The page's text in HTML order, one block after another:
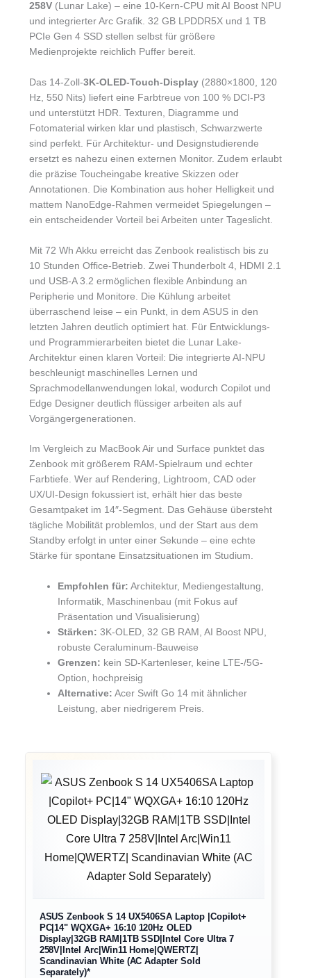
258V(Lunar Lake) – eine 10-Kern-CPU mit AI Boost NPU
und integrierter Arc Grafik. 32 GB LPDDR5X und 1 TB
PCIe Gen 4 SSD stellen selbst für größere
Medienprojekte reichlich Puffer bereit.
Das 14-Zoll-3K-OLED-Touch-Display(2880×1800, 120
Hz, 550 Nits) liefert eine Farbtreue von 100 % DCI-P3
und unterstützt HDR. Texturen, Diagramme und
Fotomaterial wirken klar und plastisch, Schwarzwerte
sind perfekt. Für Architektur- und Designstudierende
ersetzt es nahezu einen externen Monitor. Zudem erlaubt
die präzise Toucheingabe kreative Skizzen oder
Annotationen. Die Kombination aus hoher Helligkeit und
mattem NanoEdge-Rahmen vermeidet Spiegelungen –
ein entscheidender Vorteil bei Arbeiten unter Tageslicht.
Mit 72 Wh Akku erreicht das Zenbook realistisch bis zu
10 Stunden Office-Betrieb. Zwei Thunderbolt 4, HDMI 2.1
und USB-A 3.2 ermöglichen flexible Anbindung an
Peripherie und Monitore. Die Kühlung arbeitet
überraschend leise – ein Punkt, in dem ASUS in den
letzten Jahren deutlich optimiert hat. Für Entwicklungs-
und Programmierarbeiten bietet die Lunar Lake-
Architektur einen klaren Vorteil: Die integrierte AI-NPU
beschleunigt maschinelles Lernen und
Sprachmodellanwendungen lokal, wodurch Copilot und
Edge Designer deutlich flüssiger arbeiten als auf
Vorgängergenerationen.
Im Vergleich zu MacBook Air und Surface punktet das
Zenbook mit größerem RAM-Spielraum und echter
Farbtiefe. Wer auf Rendering, Lightroom, CAD oder
UX/UI-Design fokussiert ist, erhält hier das beste
Gesamtpaket im 14″-Segment. Das Gehäuse übersteht
tägliche Mobilität problemlos, und der Start aus dem
Standby erfolgt in unter einer Sekunde – eine echte
Stärke für spontane Einsatzsituationen im Studium.
Empfohlen für: Architektur, Mediengestaltung,
Informatik, Maschinenbau (mit Fokus auf
Präsentation und Visualisierung)
Stärken: 3K-OLED, 32 GB RAM, AI Boost NPU,
robuste Ceraluminum-Bauweise
Grenzen: kein SD-Kartenleser, keine LTE-/5G-
Option, hochpreisig
Alternative: Acer Swift Go 14 mit ähnlicher
Leistung, aber niedrigerem Preis.
ASUS Zenbook S 14 UX5406SA Laptop |Copilot+
PC|14" WQXGA+ 16:10 120Hz OLED
Display|32GB RAM|1TB SSD|Intel Core Ultra 7
258V|Intel Arc|Win11 Home|QWERTZ|
Scandinavian White (AC Adapter Sold
Separately)*